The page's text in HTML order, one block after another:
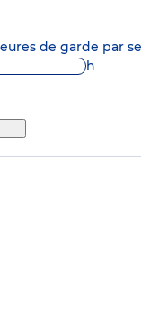
de garde par
h